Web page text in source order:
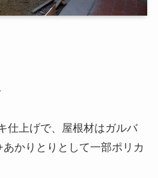
仕上げで、屋根材はガルバ
かりとりとして一部ポリカ